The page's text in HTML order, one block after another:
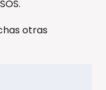
otras